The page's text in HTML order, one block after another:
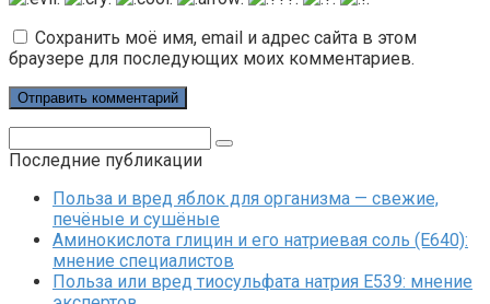
Сохранить моё имя, email и адрес сайта в этом
браузере для последующих моих комментариев.
Последние публикации
Польза и вред яблок для организма — свежие,
печёные и сушёные
Аминокислота глицин и его натриевая соль (Е640):
мнение специалистов
Польза или вред тиосульфата натрия Е539: мнение